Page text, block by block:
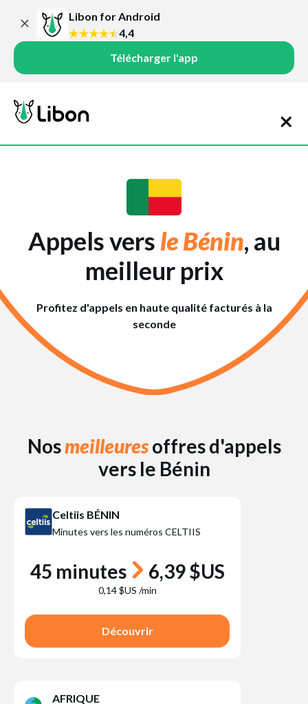
Libon for Android
4,4
Télécharger l'app
Appels vers le Bénin, au
meilleur prix
Profitez d'appels en haute qualité facturés à la
seconde
Nosmeilleuresoffres d'appels
vers le Bénin
Celtiis BÉNIN
Minutes vers les numéros CELTIIS
45 minutes 6,39 $US
0,14 $US /min
Découvrir
AFRIQUE